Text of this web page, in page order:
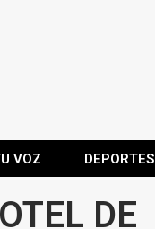
VOZ DEPORTES
DE